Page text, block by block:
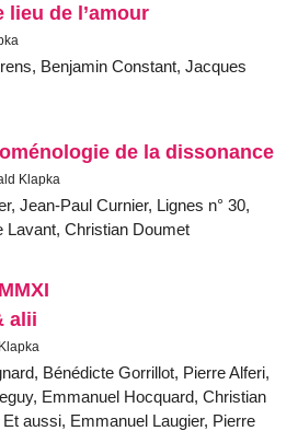
de l’amour
Benjamin Constant, Jacques
de la dissonance
Klapka
Jean-Paul Curnier, Lignes n° 30,
Lavant, Christian Doumet
MMXI
alii
Bénédicte Gorrillot, Pierre Alferi,
Emmanuel Hocquard, Christian
aussi, Emmanuel Laugier, Pierre